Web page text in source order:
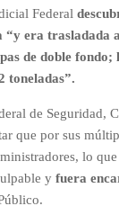
Federal
“y era trasladada
de doble fondo;
toneladas”.
de Seguridad,
que por sus
lo
y fuera